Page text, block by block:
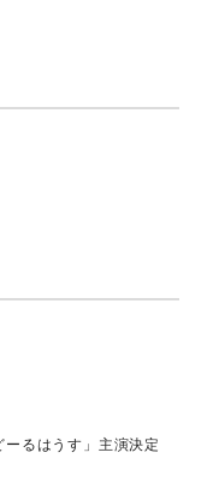
るはうす」主演決定